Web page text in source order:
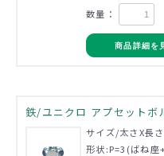
数量：
商品詳細を
鉄/ユニクロ アプセットボ
サイズ/太さX長
形状:P=3(ばね座